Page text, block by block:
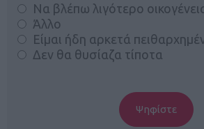
Να βλέπω λιγότερο
Άλλο
Είμαι ήδη αρκετά
Δεν θα θυσίαζα τίποτα